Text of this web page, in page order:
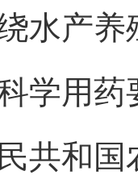
水产
学用药
共和国